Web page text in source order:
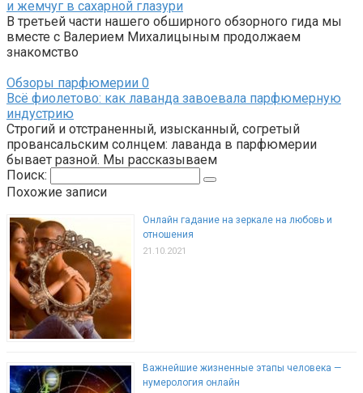
и жемчуг в сахарной глазури
В третьей части нашего обширного обзорного гида мы
вместе с Валерием Михалицыным продолжаем
знакомство
Обзоры парфюмерии 0
Всё фиолетово: как лаванда завоевала парфюмерную
индустрию
Строгий и отстраненный, изысканный, согретый
провансальским солнцем: лаванда в парфюмерии
бывает разной. Мы рассказываем
Поиск:
Похожие записи
Онлайн гадание на зеркале на любовь и
отношения
21.10.2021
Важнейшие жизненные этапы человека —
нумерология онлайн